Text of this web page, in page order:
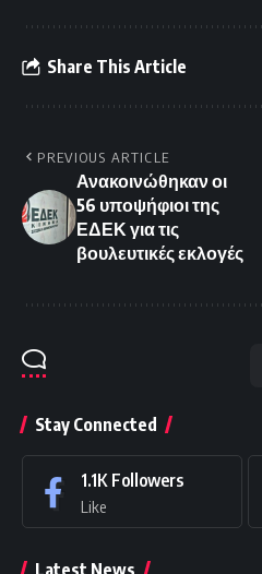
Share This Article
PREVIOUS ARTICLE
Ανακοινώθηκαν οι
56 υποψήφιοι της
ΕΔΕΚ για τις
βουλευτικές εκλογές
Stay Connected
1.1K Followers
Like